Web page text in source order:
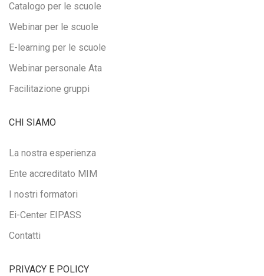
Catalogo per le scuole
Webinar per le scuole
E-learning per le scuole
Webinar personale Ata
Facilitazione gruppi
CHI SIAMO
La nostra esperienza
Ente accreditato MIM
I nostri formatori
Ei-Center EIPASS
Contatti
PRIVACY E POLICY